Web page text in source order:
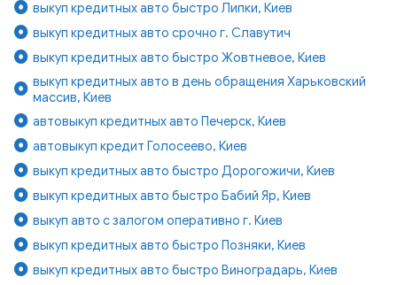
выкуп кредитных авто быстро Липки, Киев
выкуп кредитных авто срочно г. Славутич
выкуп кредитных авто быстро Жовтневое, Киев
выкуп кредитных авто в день обращения Харьковский
массив, Киев
автовыкуп кредитных авто Печерск, Киев
автовыкуп кредит Голосеево, Киев
выкуп кредитных авто быстро Дорогожичи, Киев
выкуп кредитных авто быстро Бабий Яр, Киев
выкуп авто с залогом оперативно г. Киев
выкуп кредитных авто быстро Позняки, Киев
выкуп кредитных авто быстро Виноградарь, Киев